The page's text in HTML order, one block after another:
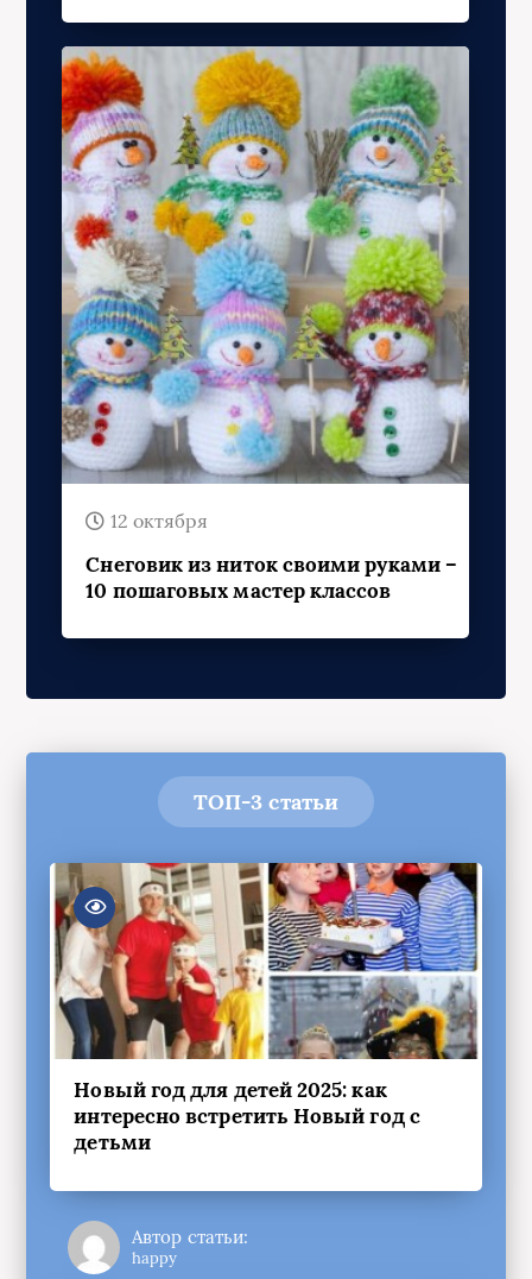
12 октября
Снеговик из ниток своими руками –
10 пошаговых мастер классов
ТОП-3 статьи
Новый год для детей 2025: как
интересно встретить Новый год с
детьми
happy